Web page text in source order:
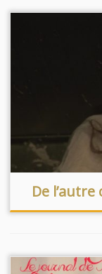
De